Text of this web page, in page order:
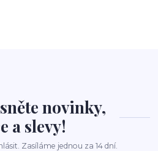
novinky,
a slevy!
Zasíláme jednou za 14 dní.